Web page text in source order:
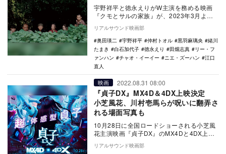
宇野祥平と徳永えりがW主演を務める映画
『クモとサルの家族』が、2023年3月より
K’s cinemaほか全国順次公開されること
が…
リアルサウンド映画部
奥田瑛二
宇野祥平 仲村トオル 黒羽麻璃央
緒川
たまき
白石加代子 徳永えり 田畑志真
リー・フ
ァンハン
チャオ・イーイー ニエ・ズーハン
江口
直人
映画 2022.08.31 08:00
『貞子DX』MX4D＆4DX上映決定
小芝風花、川村壱馬らが呪いに翻弄さ
れる場面写真も
10月28日に全国ロードショーされる小芝風
花主演映画『貞子DX』のMX4Dと4DX上映
が決定し、あわせて場面写真が公開され
た。 …
リアルサウンド映画部